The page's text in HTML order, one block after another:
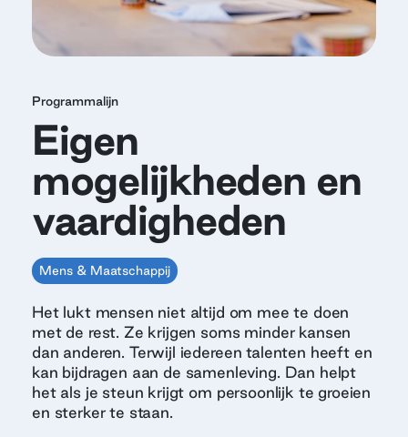
Programmalijn
Eigen
mogelijkheden en
vaardigheden
Mens & Maatschappij
Het lukt mensen niet altijd om mee te doen
met de rest. Ze krijgen soms minder kansen
dan anderen. Terwijl iedereen talenten heeft en
kan bijdragen aan de samenleving. Dan helpt
het als je steun krijgt om persoonlijk te groeien
en sterker te staan.